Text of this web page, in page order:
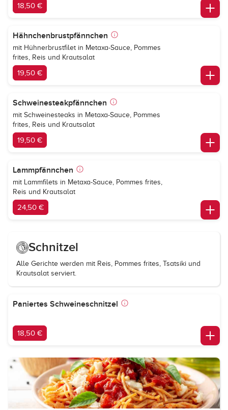
18,50 €
Hähnchenbrustpfännchen
mit Hühnerbrustfilet in Metaxa-Sauce, Pommes
frites, Reis und Krautsalat
19,50 €
Schweinesteakpfännchen
mit Schweinesteaks in Metaxa-Sauce, Pommes
frites, Reis und Krautsalat
19,50 €
Lammpfännchen
mit Lammfilets in Metaxa-Sauce, Pommes frites,
Reis und Krautsalat
24,50 €
Schnitzel
Alle Gerichte werden mit Reis, Pommes frites, Tsatsiki und
Krautsalat serviert.
Paniertes Schweineschnitzel
18,50 €